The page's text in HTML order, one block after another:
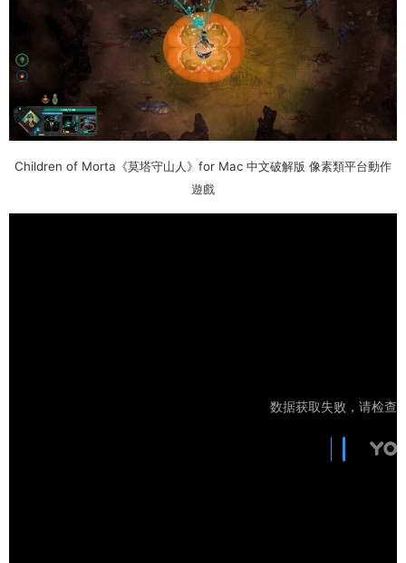
Children of Morta《莫塔守山人》for Mac 中文破解版 像素類平台動作
遊戲